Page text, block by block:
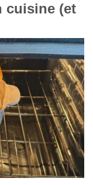
cuisine (et